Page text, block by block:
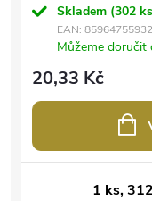
Skladem (302
EAN:
Můžeme doručit
20,33 Kč
1 ks,